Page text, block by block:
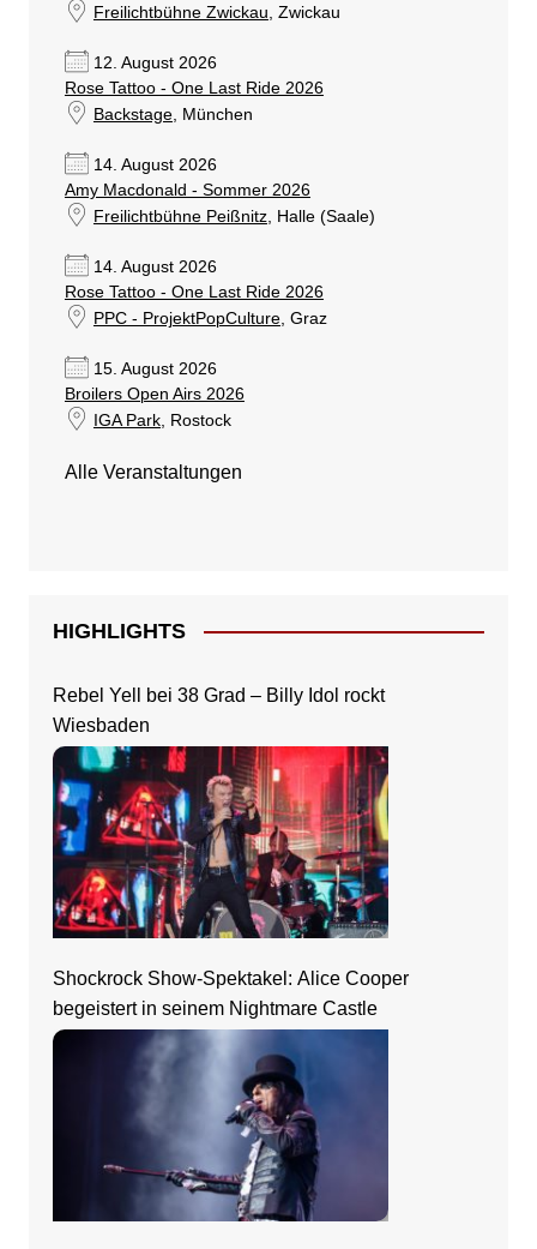
Freilichtbühne Zwickau , Zwickau
12. August 2026
Rose Tattoo - One Last Ride 2026
Backstage, München
14. August 2026
Amy Macdonald - Sommer 2026
Freilichtbühne Peißnitz, Halle (Saale)
14. August 2026
Rose Tattoo - One Last Ride 2026
PPC - ProjektPopCulture, Graz
15. August 2026
Broilers Open Airs 2026
IGA Park, Rostock
Alle Veranstaltungen
HIGHLIGHTS
Rebel Yell bei 38 Grad – Billy Idol rockt
Wiesbaden
Shockrock Show-Spektakel: Alice Cooper
begeistert in seinem Nightmare Castle